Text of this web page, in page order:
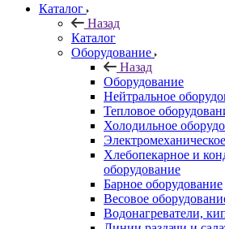
Каталог
Назад
Каталог
Оборудование
Назад
Оборудование
Нейтральное
Тепловое
Холодильное
Хлебопекарное и
оборудование
Барное оборудование
Весовое
Водонагреватели,